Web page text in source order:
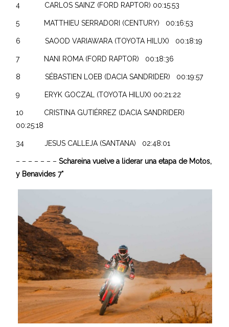
4 CARLOS SAINZ (FORD RAPTOR) 00:15:53
5 MATTHIEU SERRADORI (CENTURY) 00:16:53
6 SAOOD VARIAWARA (TOYOTA HILUX) 00:18:19
7 NANI ROMA (FORD RAPTOR) 00:18:36
8 SÉBASTIEN LOEB (DACIA SANDRIDER) 00:19:57
9 ERYK GOCZAL (TOYOTA HILUX) 00:21:22
10 CRISTINA GUTIÉRREZ (DACIA SANDRIDER)
00:25:18
34 JESUS CALLEJA (SANTANA) 02:48:01
– – – – – – –Schareina vuelve a liderar una etapa de Motos,
y Benavides 7°